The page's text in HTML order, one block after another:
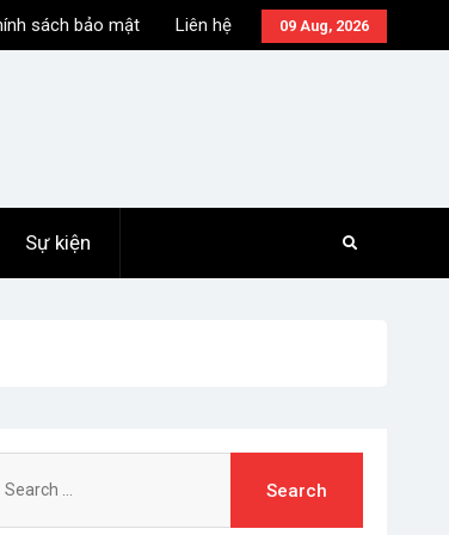
09 Aug, 2026
sách bảo mật Liên hệ
Sự kiện
for: